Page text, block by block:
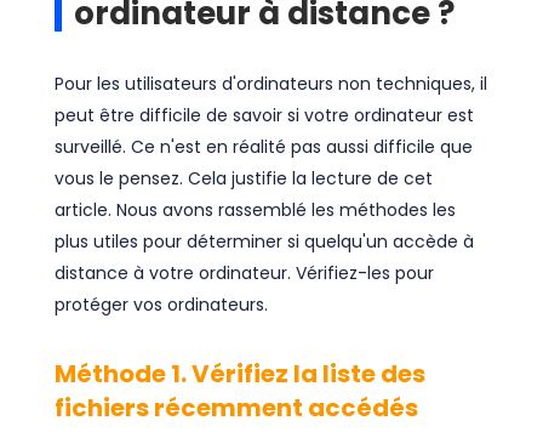
ordinateur à distance ?
Pour les utilisateurs d'ordinateurs non techniques, il
peut être difficile de savoir si votre ordinateur est
surveillé. Ce n'est en réalité pas aussi difficile que
vous le pensez. Cela justifie la lecture de cet
article. Nous avons rassemblé les méthodes les
plus utiles pour déterminer si quelqu'un accède à
distance à votre ordinateur. Vérifiez-les pour
protéger vos ordinateurs.
Méthode 1. Vérifiez la liste des
fichiers récemment accédés